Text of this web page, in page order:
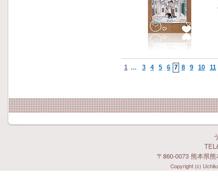
1 ... 3 4 5 6 7 8 9 10 11
〒860-0073 熊本県
Copyright (c)